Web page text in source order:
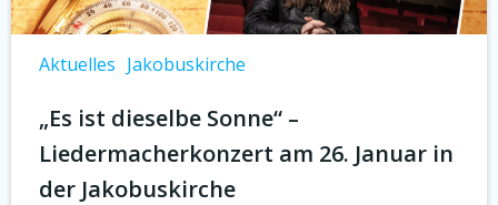
Aktuelles Jakobuskirche
„Es ist dieselbe Sonne“ –
Liedermacherkonzert am 26. Januar in
der Jakobuskirche